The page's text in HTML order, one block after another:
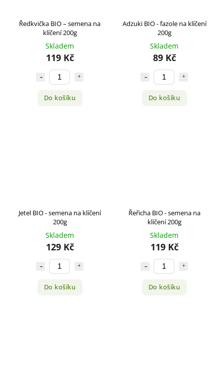
Ředkvička BIO – semena na
klíčení 200g
Skladem
119 Kč
Do košíku
Adzuki BIO - fazole na klíčení
200g
Skladem
89 Kč
Do košíku
Jetel BIO - semena na klíčení
200g
Skladem
129 Kč
Do košíku
Řeřicha BIO - semena na
klíčení 200g
Skladem
119 Kč
Do košíku